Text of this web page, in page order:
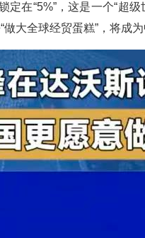
定在“5%”，这是一个“超
大全球经贸蛋糕”，将成为